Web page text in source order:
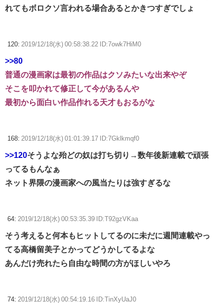
れてもボロクソ言われる場合あるとかきつすぎでしょ
120: 2019/12/18(水) 00:58:38.22 ID:7owk7HiM0
>>80
普通の漫画家は最初の作品はクソみたいな出来やぞ
そこを叩かれて修正して今があるんや
最初から面白い作品作れる天才もおるがな
168: 2019/12/18(水) 01:01:39.17 ID:7Gklkmqf0
>>120そうよな殆どの奴は打ち切り→数年後新連載で頑張
ってるもんなぁ
ネット界隈の漫画家への風当たりは強すぎるな
64: 2019/12/18(水) 00:53:35.39 ID:T92gzVKaa
そう考えると何本もヒットしてるのに未だに週間連載やっ
てる高橋留美子とかってどうかしてるよな
あんだけ売れたら自由な時間の方がほしいやろ
74: 2019/12/18(水) 00:54:19.16 ID:TinXyUaJ0